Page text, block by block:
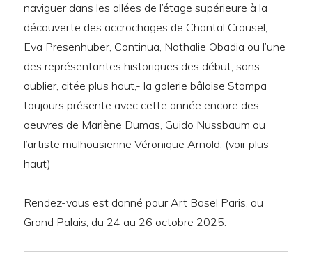
naviguer dans les allées de l’étage supérieure à la
découverte des accrochages de Chantal Crousel,
Eva Presenhuber, Continua, Nathalie Obadia ou l’une
des représentantes historiques des début, sans
oublier, citée plus haut,- la galerie bâloise Stampa
toujours présente avec cette année encore des
oeuvres de Marlène Dumas, Guido Nussbaum ou
l’artiste mulhousienne Véronique Arnold. (voir plus
haut)
Rendez-vous est donné pour Art Basel Paris, au
Grand Palais, du 24 au 26 octobre 2025.